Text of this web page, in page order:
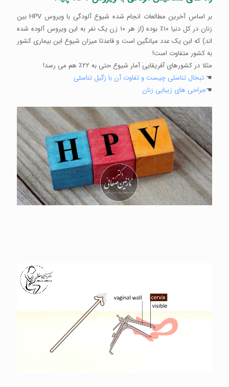
بر اساس آخرین مطالعات انجام شده شیوع آلودگی با ویروس HPV بین
زنان در کل دنیا ۱۰‎٪ بوده (از هر ۱۰ زن یک نفر به این ویروس آلوده شده
اند) که این یک عدد میانگین است و قاعدتا میزان شیوع این بیماری کشور
به کشور متفاوت است!
مثلا در کشورهای آفریقایی آمار شیوع حتی به ۲۲‎٪ هم می رسد!
☚ تبخال تناسلی چیست و تفاوت آن با زگیل تناسلی
☚جراحی های زیبایی زنان